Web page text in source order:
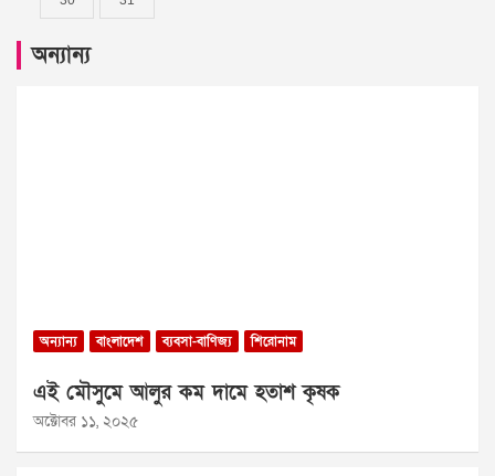
অন্যান্য
অন্যান্য বাংলাদেশ ব্যবসা-বাণিজ্য শিরোনাম
এই মৌসুমে আলুর কম দামে হতাশ কৃষক
অক্টোবর ১১, ২০২৫